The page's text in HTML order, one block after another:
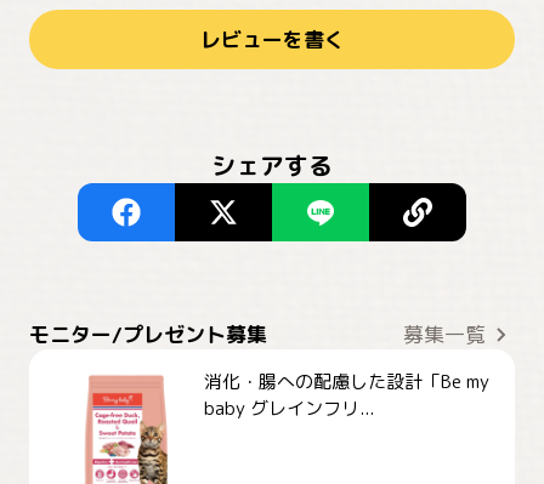
レビューを書く
シェアする
モニター/プレゼント募集 募集一覧
消化・腸への配慮した設計「Be my
baby グレインフリ...